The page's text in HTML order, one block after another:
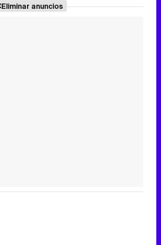
Eliminar anuncios